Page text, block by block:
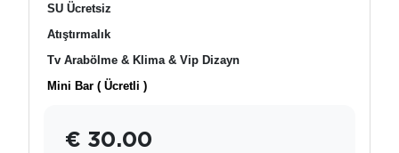
SU Ücretsiz
Atıştırmalık
Tv Arabölme & Klima & Vip Dizayn
Mini Bar ( Ücretli )
€ 30.00